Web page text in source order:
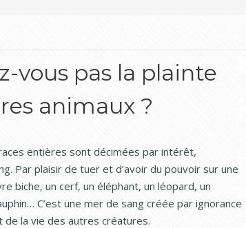
vous pas la plainte
animaux ?
entières sont décimées par intérêt,
Par plaisir de tuer et d’avoir du pouvoir sur une
biche, un cerf, un éléphant, un léopard, un
C’est une mer de sang créée par ignorance
la vie des autres créatures.